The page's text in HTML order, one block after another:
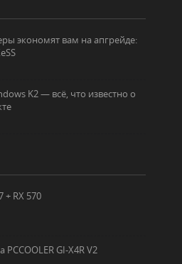
экономят вам на апгрейде:
K2 — всё, что известно о
+ RX 570
GI-X4R V2